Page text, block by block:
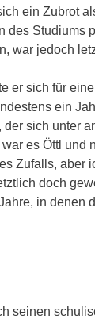
ein Zubrot
des Studiums
war jedoch
er sich für
ein
sich unter
es Öttl und
Zufalls, aber
doch
in denen
seinen